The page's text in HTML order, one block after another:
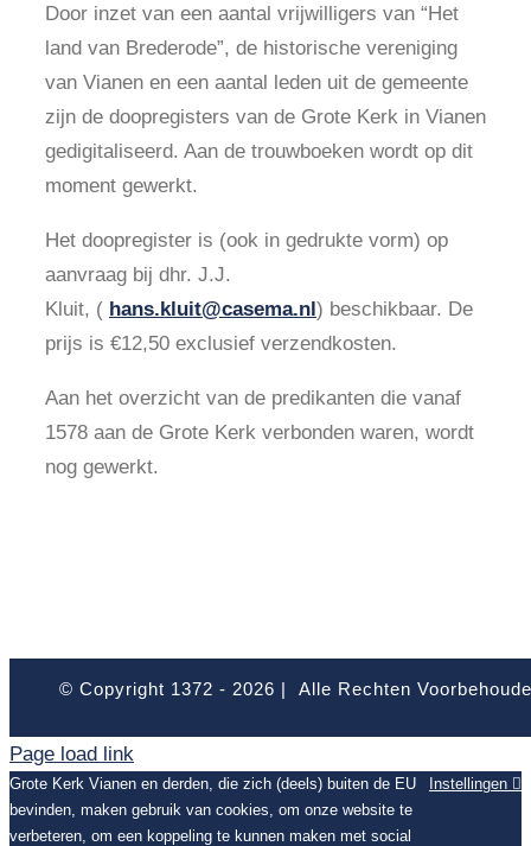
Door inzet van een aantal vrijwilligers van “Het
land van Brederode”, de historische vereniging
van Vianen en een aantal leden uit de gemeente
zijn de doopregisters van de Grote Kerk in Vianen
gedigitaliseerd. Aan de trouwboeken wordt op dit
moment gewerkt.
Het doopregister is (ook in gedrukte vorm) op
aanvraag bij dhr. J.J.
Kluit, ( hans.kluit@casema.nl) beschikbaar. De
prijs is €12,50 exclusief verzendkosten.
Aan het overzicht van de predikanten die vanaf
1578 aan de Grote Kerk verbonden waren, wordt
nog gewerkt.
© Copyright 1372 - 2026 | Alle Rechten
Page load link
Grote Kerk Vianen en derden, die zich (deels) buiten de EU
bevinden, maken gebruik van cookies, om onze website te
verbeteren, om een koppeling te kunnen maken met social
Instellingen